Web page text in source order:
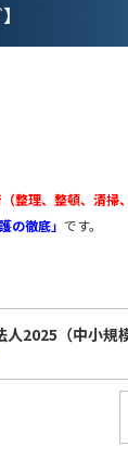
（整理、整頓、清掃
の徹底」です。
人2025（中小規